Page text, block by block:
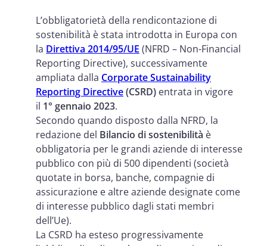
L’obbligatorietà della rendicontazione di
sostenibilità è stata introdotta in Europa con
la Direttiva 2014/95/UE (NFRD – Non-Financial
Reporting Directive), successivamente
ampliata dalla Corporate Sustainability
Reporting Directive(CSRD) entrata in vigore
il 1° gennaio 2023.
Secondo quando disposto dalla NFRD, la
redazione del Bilancio di sostenibilità è
obbligatoria per le grandi aziende di interesse
pubblico con più di 500 dipendenti (società
quotate in borsa, banche, compagnie di
assicurazione e altre aziende designate come
di interesse pubblico dagli stati membri
dell’Ue).
La CSRD ha esteso progressivamente